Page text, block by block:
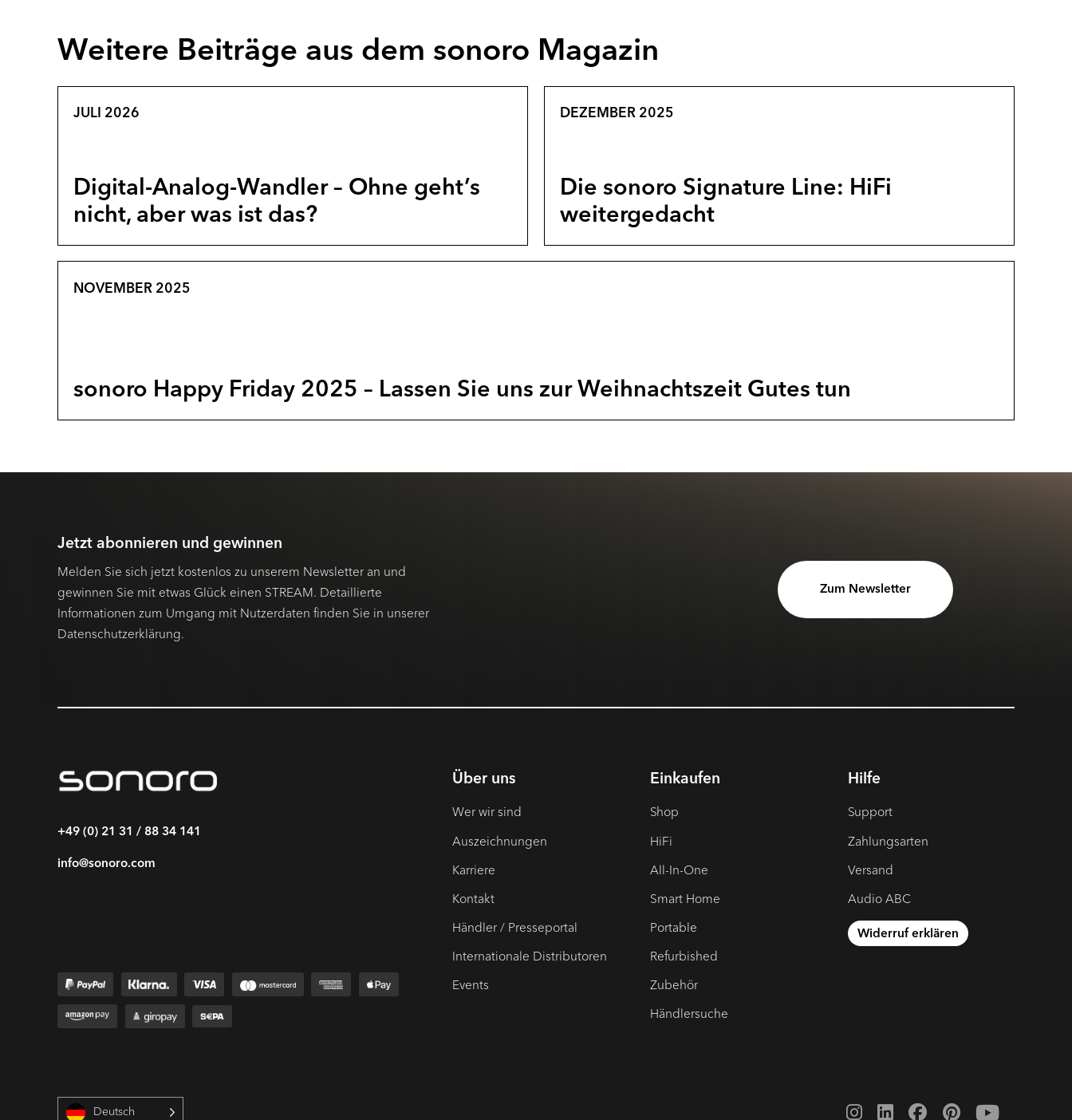
Weitere Beiträge aus dem sonoro Magazin
JULI 2026
Digital-Analog-Wandler – Ohne geht’s
nicht, aber was ist das?
DEZEMBER 2025
Die sonoro Signature Line: HiFi
weitergedacht
NOVEMBER 2025
sonoro Happy Friday 2025 – Lassen Sie uns zur Weihnachtszeit Gutes tun
Jetzt abonnieren und gewinnen
Melden Sie sich jetzt kostenlos zu unserem Newsletter an und
gewinnen Sie mit etwas Glück einen STREAM. Detaillierte
Informationen zum Umgang mit Nutzerdaten finden Sie in unserer
Datenschutzerklärung.
Zum Newsletter
+49 (0) 21 31 / 88 34 141
info@sonoro.com
Über uns
Wer wir sind
Auszeichnungen
Karriere
Kontakt
Händler / Presseportal
Internationale Distributoren
Events
Einkaufen
Shop
HiFi
All-In-One
Smart Home
Portable
Refurbished
Zubehör
Händlersuche
Hilfe
Support
Zahlungsarten
Versand
Audio ABC
Widerruf erklären
Deutsch